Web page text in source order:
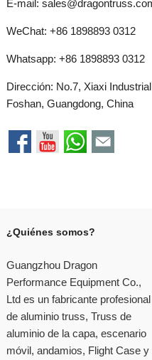
E-mail:
WeChat: +86 1898893 0312
Whatsapp: +86 1898893 0312
Dirección: No.7, Xiaxi
Foshan, Guangdong, China
¿Quiénes somos?
Guangzhou Dragon
Performance Equipment Co.,
Ltd es un fabricante profesional
de aluminio truss, Truss de
aluminio de la capa, escenario
móvil, andamios, Flight Case y